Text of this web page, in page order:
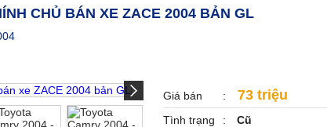
CHỦ BÁN XE ZACE 2004 BẢN GL
Giá bán 73 triệu
Tình trạng
Cũ